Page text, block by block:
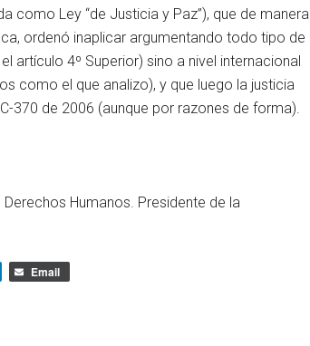
Ley “de Justicia y Paz”), que de manera
ordenó inaplicar argumentando todo tipo de
artículo 4º Superior) sino a nivel internacional
como el que analizo), y que luego la justicia
370 de 2006 (aunque por razones de forma).
Humanos. Presidente de la
Email